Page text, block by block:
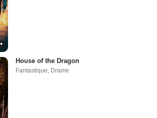
House of the Dragon
Fantastique Drame